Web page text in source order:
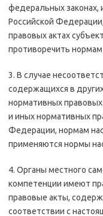
федеральных законах,
Российской
правовых актах
противоречить
3. В случае
содержащихся в
нормативных правовых
и иных нормативных
Федерации, нормам
применяются нормы
4. Органы местного
компетенции имеют
правовые акты,
соответствии с